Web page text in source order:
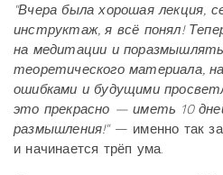
"Вчера была хорошая лекция,
инструктаж, я всё понял!
на медитации и поразмышлять
теоретического материала,
ошибками и будущими
это прекрасно — иметь 10
размышления!"— именно так
и начинается трёп ума.